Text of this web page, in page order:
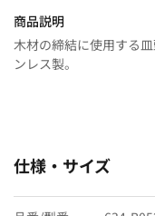
商品説明
木材の締結に使用する
ンレス製。
仕様・サイズ